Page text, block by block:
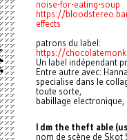
noise-for-eating-soup
https://
effects
patrons du label:
https://
Un label indépendant
Entre autre avec:
specialise dans le
toute sorte,
babillage electronique,
I dm the theft able
nom de scène de Skot